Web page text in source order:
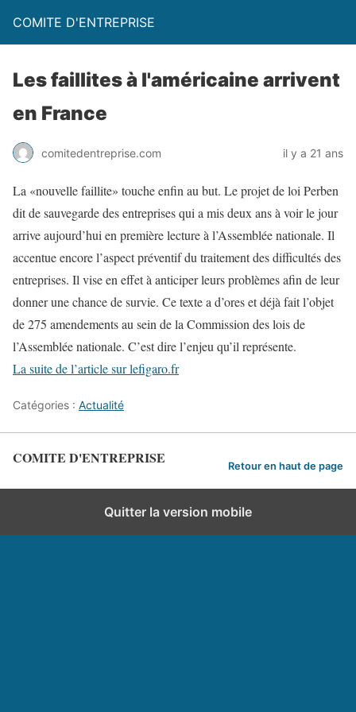
COMITE D'ENTREPRISE
Les faillites à l'américaine arrivent
en France
comitedentreprise.com il y a 21 ans
La «nouvelle faillite» touche enfin au but. Le projet de loi Perben
dit de sauvegarde des entreprises qui a mis deux ans à voir le jour
arrive aujourd’hui en première lecture à l’Assemblée nationale. Il
accentue encore l’aspect préventif du traitement des difficultés des
entreprises. Il vise en effet à anticiper leurs problèmes afin de leur
donner une chance de survie. Ce texte a d’ores et déjà fait l’objet
de 275 amendements au sein de la Commission des lois de
l’Assemblée nationale. C’est dire l’enjeu qu’il représente.
La suite de l’article sur lefigaro.fr
Catégories : Actualité
COMITE D'ENTREPRISE Retour en haut de page
Quitter la version mobile